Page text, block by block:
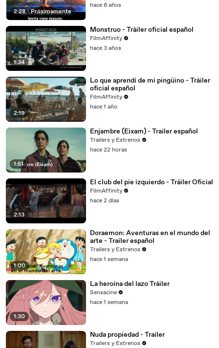
2:28 | Próximamente
hace 6 años
1:34
Monstruo - Tráiler oficial español
FilmAffinity
hace 3 años
2:19
Lo que aprendí de mi pingüino - Tráiler
oficial español
FilmAffinity
hace 1 año
1:51
Enjambre (Eixam) - Trailer español
Trailers y Estrenos
hace 22 horas
2:13
El club del pie izquierdo - Tráiler Oficial
FilmAffinity
hace 2 días
1:00
Doraemon: Aventuras en el mundo del
arte - Trailer español
Trailers y Estrenos
hace 1 semana
1:30
La heroína del lazo Tráiler
Sensacine
hace 1 semana
Nuda propiedad - Trailer
Trailers y Estrenos